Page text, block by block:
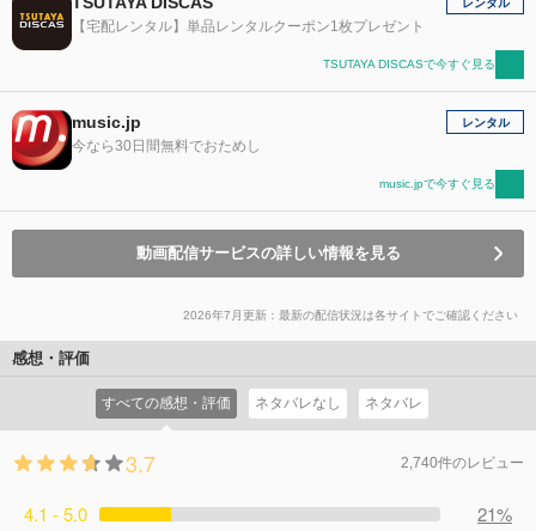
【宅配レンタル】単品レンタルクーポン1枚プレゼント
TSUTAYA DISCASで今すぐ見る
music.jp
今なら30日間無料でおためし
レンタル
music.jpで今すぐ見る
動画配信サービスの詳しい情報を見る
2026年7月更新：最新の配信状況は各サイトでご確認ください
感想・評価
すべての感想・評価 ネタバレなし ネタバレ
3.7 2,740件のレビュー
4.1 - 5.0
21%